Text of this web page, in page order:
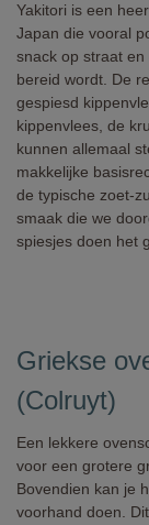
Yakitori is een
Japan die vooral
snack op straat
bereid wordt. De
gespiesd
kippenvlees, de
kunnen allemaal
makkelijke
de typische zoet-
smaak die we
spiesjes doen het
Griekse
(Colruyt)
Een lekkere
voor een grotere
Bovendien kan je
voorhand doen.